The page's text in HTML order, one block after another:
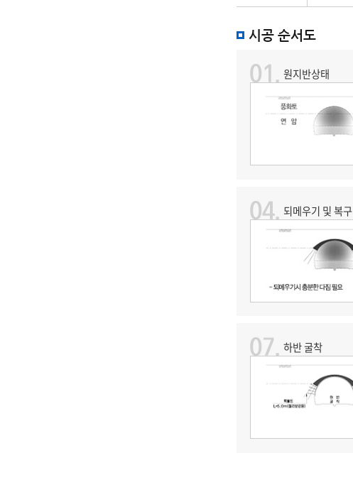
시공 순서도
원지반상태
되메우기 및 복구
하반 굴착